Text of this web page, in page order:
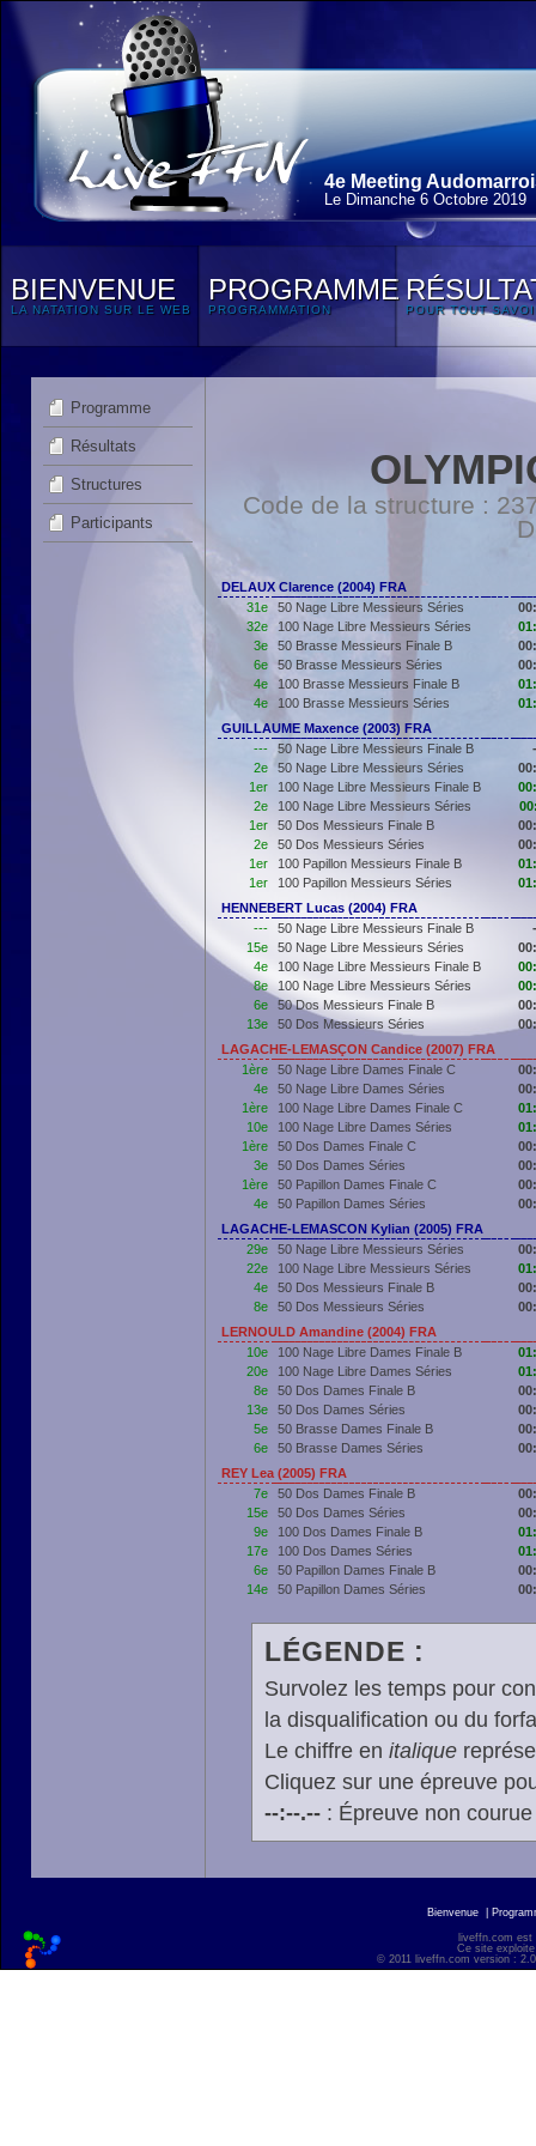
4e Meeting
Le Dimanche 6 Octobre 2019
BIENVENUE
LA NATATION SUR LE WEB
PROGRAMME
PROGRAMMATION POUR TOUT
Programme
Résultats
Structures
Participants
Code de la structure :
DELAUX Clarence (2004) FRA
31e
50 Nage Libre Messieurs Séries
32e
100 Nage Libre Messieurs Séries
3e
50 Brasse Messieurs Finale B
6e
50 Brasse Messieurs Séries
4e
100 Brasse Messieurs Finale B
4e
100 Brasse Messieurs Séries
GUILLAUME Maxence (2003) FRA
---
50 Nage Libre Messieurs Finale B
2e
50 Nage Libre Messieurs Séries
1er
100 Nage Libre Messieurs Finale B
2e
100 Nage Libre Messieurs Séries
1er
50 Dos Messieurs Finale B
2e
50 Dos Messieurs Séries
1er
100 Papillon Messieurs Finale B
1er
100 Papillon Messieurs Séries
HENNEBERT Lucas (2004) FRA
---
50 Nage Libre Messieurs Finale B
15e
50 Nage Libre Messieurs Séries
4e
100 Nage Libre Messieurs Finale B
8e
100 Nage Libre Messieurs Séries
6e
50 Dos Messieurs Finale B
13e
50 Dos Messieurs Séries
LAGACHE-LEMASÇON Candice (2007) FRA
1ère
50 Nage Libre Dames Finale C
4e
50 Nage Libre Dames Séries
1ère
100 Nage Libre Dames Finale C
10e
100 Nage Libre Dames Séries
1ère
50 Dos Dames Finale C
3e
50 Dos Dames Séries
1ère
50 Papillon Dames Finale C
4e
50 Papillon Dames Séries
LAGACHE-LEMASCON Kylian (2005) FRA
29e
50 Nage Libre Messieurs Séries
22e
100 Nage Libre Messieurs Séries
4e
50 Dos Messieurs Finale B
8e
50 Dos Messieurs Séries
LERNOULD Amandine (2004) FRA
10e
100 Nage Libre Dames Finale B
20e
100 Nage Libre Dames Séries
8e
50 Dos Dames Finale B
13e
50 Dos Dames Séries
5e
50 Brasse Dames Finale B
6e
50 Brasse Dames Séries
REY Lea (2005) FRA
7e
50 Dos Dames Finale B
15e
50 Dos Dames Séries
9e
100 Dos Dames Finale B
17e
100 Dos Dames Séries
6e
50 Papillon Dames Finale B
14e
50 Papillon Dames Séries
LÉGENDE :
Survolez les temps pour
la disqualification ou du
Le chiffre en italique
Cliquez sur une épreuve
--:--.--: Épreuve non
Bienvenue
liveffn.com est
Ce site
© 2011 liveffn.com version :